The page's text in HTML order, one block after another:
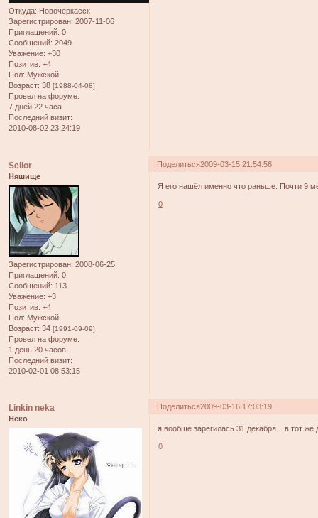
Откуда: Новочеркасск
Зарегистрирован: 2007-11-06
Приглашений: 0
Сообщений: 2049
Уважение: +30
Позитив: +4
Пол: Мужской
Возраст: 38 [1988-04-08]
Провел на форуме:
7 дней 22 часа
Последний визит:
2010-08-02 23:24:19
Поделиться2009-03-15 21:54:56
Selior
Няшище
Зарегистрирован: 2008-06-25
Приглашений: 0
Сообщений: 113
Уважение: +3
Позитив: +4
Пол: Мужской
Возраст: 34 [1991-09-09]
Провел на форуме:
1 день 20 часов
Последний визит:
2010-02-01 08:53:15
Я его нашёл именно что раньше. Почти 9
0
Поделиться2009-03-16 17:03:19
Linkin neka
Неко
я вообще зарегилась 31 декабря... в тот
0